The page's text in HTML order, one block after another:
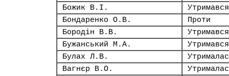
Божик В.І.
Утримався
Бондаренко О.В.
Проти
Бородін В.В.
Утримався
Бужанський М.А.
Утримався
Булах Л.В.
Вагнєр В.О.